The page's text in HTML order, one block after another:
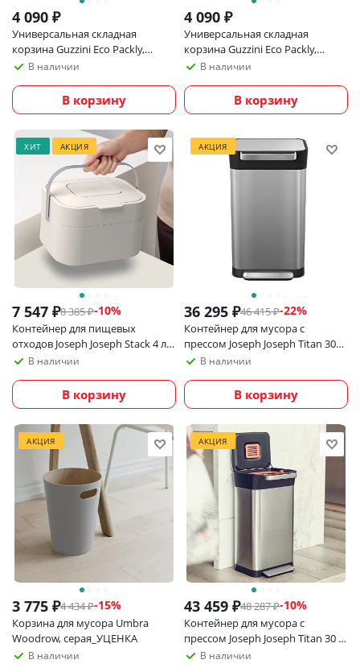
4 090 ₽
Универсальная складная
корзина Guzzini Eco Packly,
голубая
В наличии
В корзину
4 090 ₽
Универсальная складная
корзина Guzzini Eco Packly,
горчичная
В наличии
В корзину
ХИТ АКЦИЯ
7 547 ₽8 385₽-10%
Контейнер для пищевых
отходов Joseph Joseph Stack 4 л,
светло-серый
В наличии
В корзину
АКЦИЯ
36 295 ₽46 415₽-22%
Контейнер для мусора с
прессом Joseph Joseph Titan 30
литров, нержавеющая
В наличии
В корзину
АКЦИЯ
3 775 ₽4 434₽-15%
Корзина для мусора Umbra
Woodrow, серая_УЦЕНКА
В наличии
АКЦИЯ
43 459 ₽48 287₽-10%
Контейнер для мусора с
прессом Joseph Joseph Titan 30 л
из нержавеющей стали
В наличии